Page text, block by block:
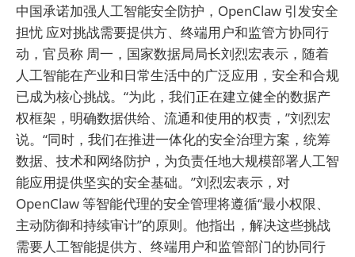
中国承诺加强人工智能安全防护，OpenClaw 引发安全
担忧 应对挑战需要提供方、终端用户和监管方协同行
动，官员称 周一，国家数据局局长刘烈宏表示，随着
人工智能在产业和日常生活中的广泛应用，安全和合规
已成为核心挑战。“为此，我们正在建立健全的数据产
权框架，明确数据供给、流通和使用的权责，”刘烈宏
说。“同时，我们在推进一体化的安全治理方案，统筹
数据、技术和网络防护，为负责任地大规模部署人工智
能应用提供坚实的安全基础。”刘烈宏表示，对
OpenClaw 等智能代理的安全管理将遵循“最小权限、
主动防御和持续审计”的原则。他指出，解决这些挑战
需要人工智能提供方、终端用户和监管部门的协同行